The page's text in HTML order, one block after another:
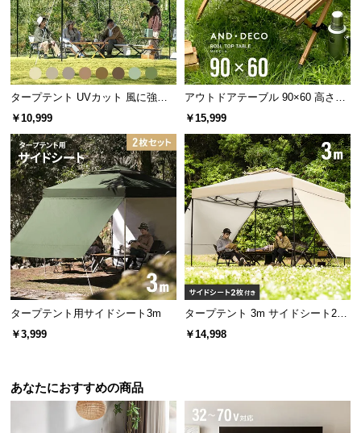
少し長めの約22cmのペグが付属。丈夫なスチール製
で打ち込みやすく初心者でも使いやすい形状です。
長さ 約22cm
軽量で耐久性の高いアルミ製ポール
タープテント UVカット 風に強い
防水 新開発のブラックコーティン
￥10,999
アウトドアテーブル 90×60 高さ44
cm
￥15,999
タープテント用サイドシート3m
￥3,999
タープテント 3m サイドシート2枚
セット
￥14,998
あなたにおすすめの商品